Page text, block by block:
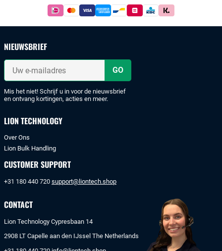
Betaal
simpel
iDeal
of
bankoverschrijving.
NIEUWSBRIEF
Uw
mailadres
Mis het niet! Schrijf u in voor de nieuwsbrief
en ontvang kortingen, acties en meer.
LION TECHNOLOGY
Over Ons
Lion Bulk Handling
CUSTOMER SUPPORT
+31 180 440 720 support@liontech.shop
CONTACT
Lion Technology Cypresbaan 14
2908 LT Capelle aan den IJssel The Netherlands